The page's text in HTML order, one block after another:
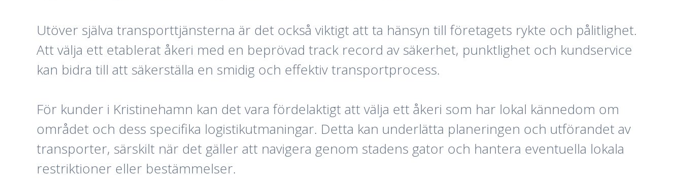
Utöver själva transporttjänsterna är det också viktigt att ta hänsyn till företagets rykte och pålitlighet.
Att välja ett etablerat åkeri med en beprövad track record av säkerhet, punktlighet och kundservice
kan bidra till att säkerställa en smidig och effektiv transportprocess.
För kunder i Kristinehamn kan det vara fördelaktigt att välja ett åkeri som har lokal kännedom om
området och dess specifika logistikutmaningar. Detta kan underlätta planeringen och utförandet av
transporter, särskilt när det gäller att navigera genom stadens gator och hantera eventuella lokala
restriktioner eller bestämmelser.